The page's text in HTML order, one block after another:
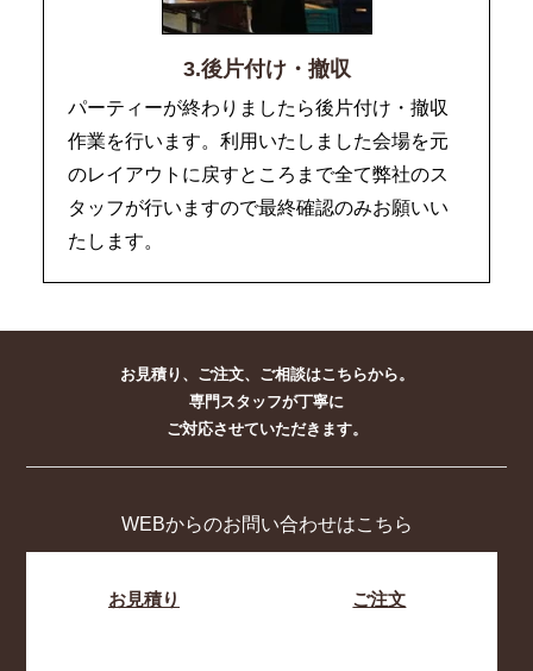
3.後片付け・撤収
パーティーが終わりましたら後片付け・撤収
作業を行います。利用いたしました会場を元
のレイアウトに戻すところまで全て弊社のス
タッフが行いますので最終確認のみお願いい
たします。
お見積り、ご注文、ご相談はこちらから。
専門スタッフが丁寧に
ご対応させていただきます。
WEBからのお問い合わせはこちら
お見積り ご注文